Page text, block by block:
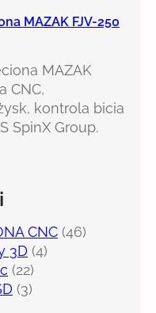
MAZAK FJV-250
MAZAK
CNC,
kontrola bicia
SpinX Group.
CNC (46)
3D (4)
(22)
(3)